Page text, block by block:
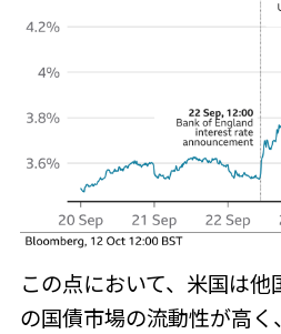
この点において、米国は
の国債市場の流動性が高